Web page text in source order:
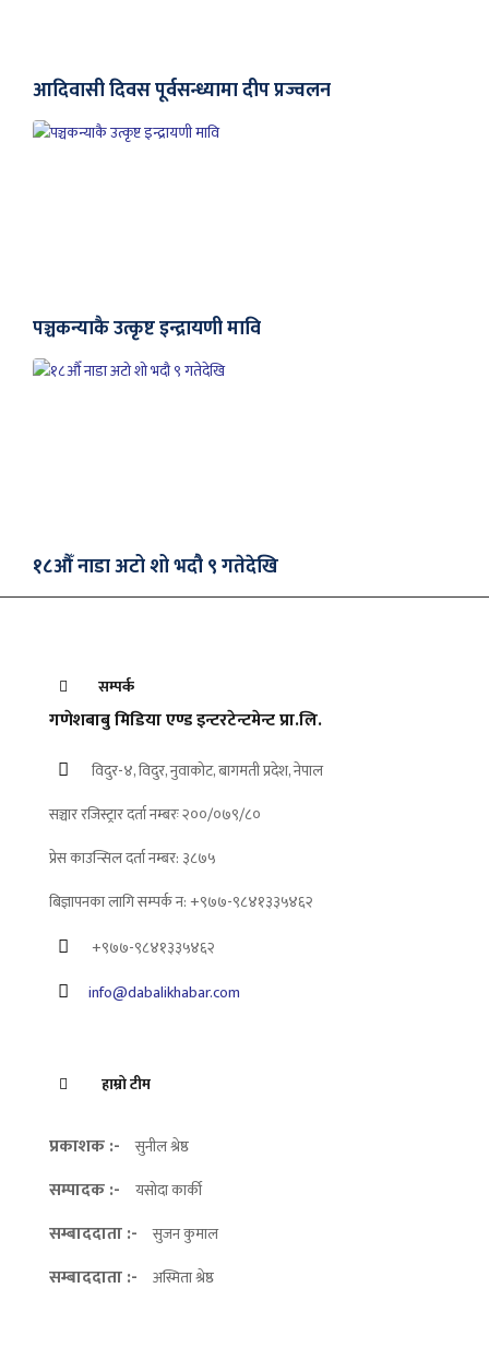
आदिवासी दिवस पूर्वसन्ध्यामा दीप प्रज्वलन
पञ्चकन्याकै उत्कृष्ट इन्द्रायणी मावि
१८औँ नाडा अटो शो भदौ ९ गतेदेखि
सम्पर्क
गणेशबाबु मिडिया एण्ड इन्टरटेन्टमेन्ट प्रा.लि.
विदुर-४, विदुर, नुवाकोट, बागमती प्रदेश, नेपाल
सञ्चार रजिस्ट्रार दर्ता नम्बरः २००/०७९/८०
प्रेस काउन्सिल दर्ता नम्बर: ३८७५
बिज्ञापनका लागि सम्पर्क न: +९७७-९८४१३३५४६२
+९७७-९८४१३३५४६२
info@dabalikhabar.com
हाम्रो टीम
प्रकाशक :- सुनील श्रेष्ठ
सम्पादक :- यसोदा कार्की
सम्बाददाता :- सुजन कुमाल
सम्बाददाता :- अस्मिता श्रेष्ठ